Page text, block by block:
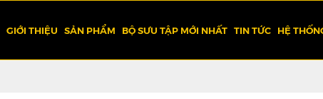
GIỚI THIỆU SẢN PHẨM BỘ SƯU TẬP MỚI NHẤT TIN TỨC HỆ